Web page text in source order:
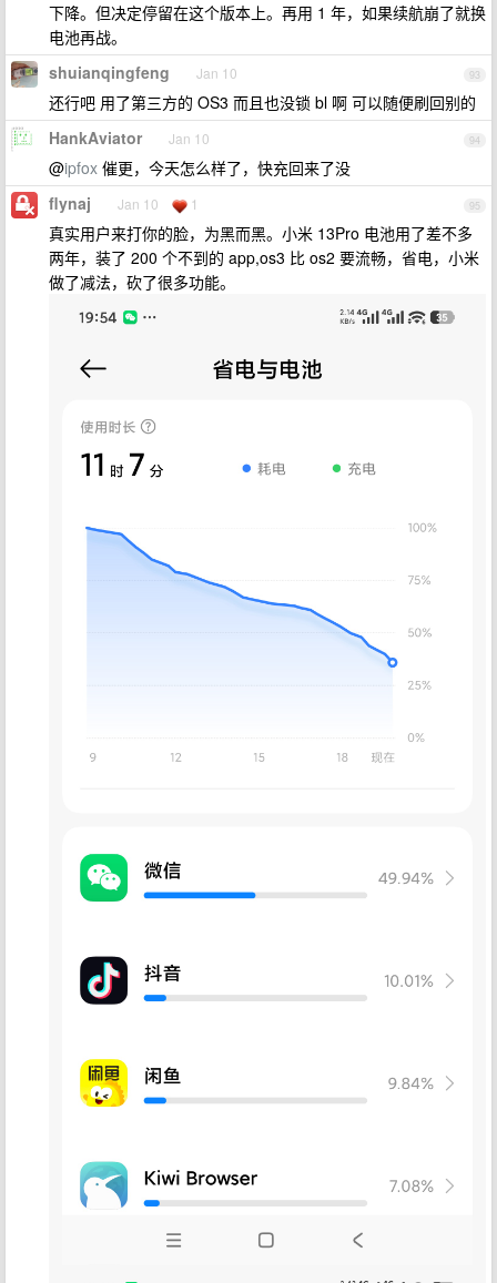
下降。但决定停留在这个版本上。再用 1 年，如果续航崩了就换
电池再战。
93
shuianqingfeng Jan 10
还行吧 用了第三方的 OS3 而且也没锁 bl 啊 可以随便刷回别的
94
HankAviator Jan 10
@ipfox 催更，今天怎么样了，快充回来了没
95
flynaj Jan 10 1
真实用户来打你的脸，为黑而黑。小米 13Pro 电池用了差不多
两年，装了 200 个不到的 app,os3 比 os2 要流畅，省电，小米
做了减法，砍了很多功能。